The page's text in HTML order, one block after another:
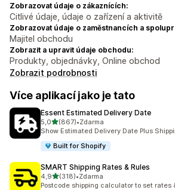
Zobrazovat údaje o zákaznících:
Citlivé údaje, údaje o zařízení a aktivitě
Zobrazovat údaje o zaměstnancích a
Majitel obchodu
Zobrazit a upravit údaje obchodu:
Produkty, objednávky, Online obchod
Zobrazit podrobnosti
Více aplikací jako je tato
Essent Estimated Delivery Date
5,0z 5 hvězd
(867)
Celkový počet recenzí: 867
•Zdarma
Show Estimated Delivery Date Plus
Built for Shopify
SMART Shipping Rates & Rules
4,9z 5 hvězd
(318)
Celkový počet recenzí: 318
•Zdarma
Postcode shipping calculator to set rates